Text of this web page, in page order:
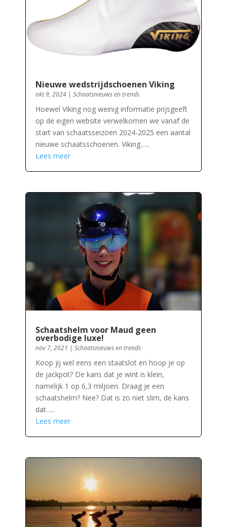
Nieuwe wedstrijdschoenen Viking
okt 9, 2024| Schaatsnieuws en trends
Hoewel Viking nog weinig informatie prijsgeeft
op de eigen website verwelkomen we vanaf de
start van schaatsseizoen 2024-2025 een aantal
nieuwe schaatsschoenen. Viking…..
Lees meer
Schaatshelm voor Maud geen
overbodige luxe!
nov 7, 2021 | Schaatsnieuws en trends
Koop jij wel eens een staatslot en hoop je op
de jackpot? De kans dat je wint is klein,
namelijk 1 op 6,3 miljoen. Draag je een
schaatshelm? Nee? Dat is zo niet slim, de kans
dat…..
Lees meer